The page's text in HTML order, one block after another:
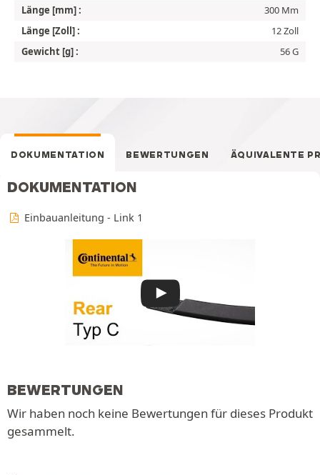
Länge [mm] :
300 Mm
Länge [Zoll] :
12 Zoll
Gewicht [g] :
56 G
DOKUMENTATION BEWERTUNGEN ÄQUIVALENTE
DOKUMENTATION
Einbauanleitung - Link 1
BEWERTUNGEN
Wir haben noch keine Bewertungen für dieses Produkt
gesammelt.